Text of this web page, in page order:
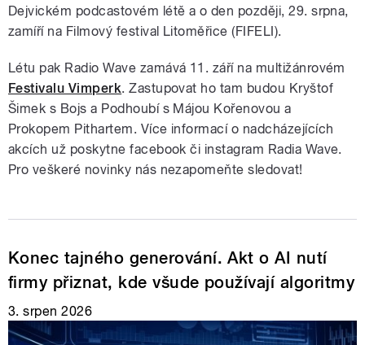
Dejvickém podcastovém létě a o den později, 29. srpna,
zamíří na Filmový festival Litoměřice (FIFELI).
Létu pak Radio Wave zamává 11. září na multižánrovém
Festivalu Vimperk. Zastupovat ho tam budou Kryštof
Šimek s Bojs a Podhoubí s Májou Kořenovou a
Prokopem Pithartem. Více informací o nadcházejících
akcích už poskytne facebook či instagram Radia Wave.
Pro veškeré novinky nás nezapomeňte sledovat!
Konec tajného generování. Akt o AI nutí
firmy přiznat, kde všude používají algoritmy
3. srpen 2026